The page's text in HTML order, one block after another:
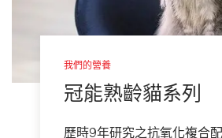
我們的營養
冠能熟齡貓系列
歷時9年研究之抗氧化複合